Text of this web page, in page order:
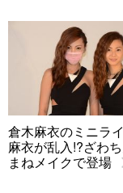
倉木麻衣のミニラ
麻衣が乱入!?ざわ
まねメイクで登場